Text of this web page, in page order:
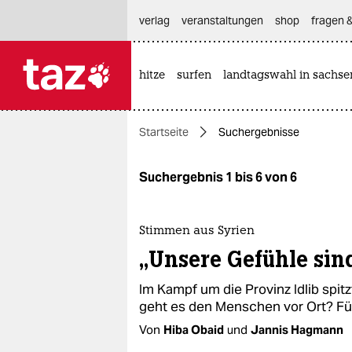
themen
politik
gesellschaft
kultur
sport
verlag
veranstaltungen shop fragen
hitze surfen landtagswahl in
Startseite Suchergebnisse
Suchergebnis 1 bis 6 von 6
Stimmen aus Syrien
„Unsere Gefühle
Im Kampf um die Provinz Idlib
geht es den Menschen vor Ort?
Von Hiba Obaid und Jannis Hagmann